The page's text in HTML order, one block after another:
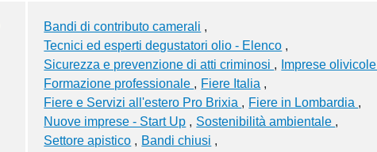
Bandi di contributo camerali
Tecnici ed esperti degustatori olio - Elenco
Sicurezza e prevenzione di atti criminosi
Imprese olivicole
Formazione professionale
Fiere Italia
Fiere e Servizi all'estero Pro Brixia
Fiere in Lombardia
Nuove imprese - Start Up
Sostenibilità ambientale
Settore apistico
Bandi chiusi